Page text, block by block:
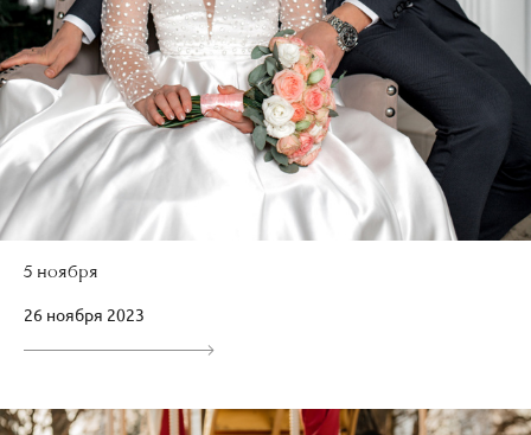
5 ноября
26 ноября 2023